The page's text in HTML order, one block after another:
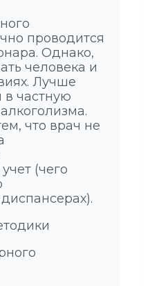
проводится
Однако,
человека и
Лучше
в частную
что врач не
(чего